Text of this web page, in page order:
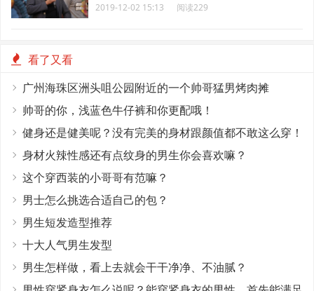
2019-12-02 15:13 阅读229
看了又看
广州海珠区洲头咀公园附近的一个帅哥猛男烤肉摊
帅哥的你，浅蓝色牛仔裤和你更配哦！
健身还是健美呢？没有完美的身材跟颜值都不敢这么穿！
身材火辣性感还有点纹身的男生你会喜欢嘛？
这个穿西装的小哥哥有范嘛？
男士怎么挑选合适自己的包？
男生短发造型推荐
十大人气男生发型
男生怎样做，看上去就会干干净净、不油腻？